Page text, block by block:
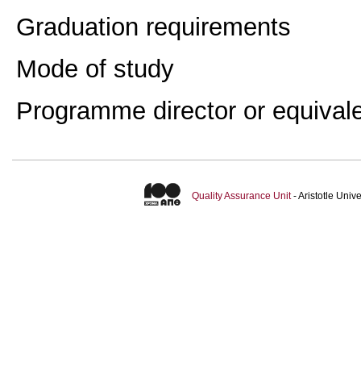
Graduation requirements
Mode of study
Programme director or
Quality Assurance Unit- Aristotle